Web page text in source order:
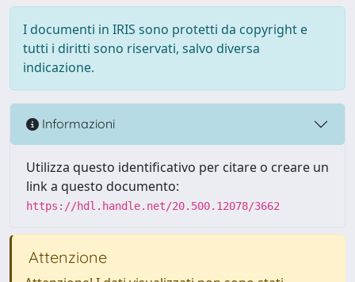
I documenti in IRIS sono protetti da copyright e
tutti i diritti sono riservati, salvo diversa
indicazione.
Informazioni
Utilizza questo identificativo per citare o creare un
link a questo documento:
https://hdl.handle.net/20.500.12078/3662
Attenzione